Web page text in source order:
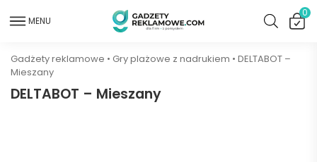
MENU
0
Gadżety reklamowe • Gry plażowe z nadrukiem • DELTABOT –
Mieszany
DELTABOT – Mieszany